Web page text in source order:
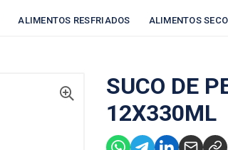
ALIMENTOS RESFRIADOS ALIMENTOS
SUCO DE
12X330ML